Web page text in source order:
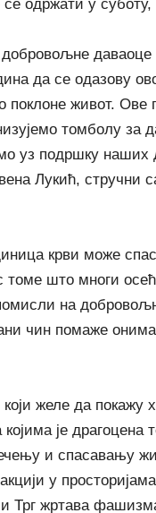
се одржати у
даваоце
да се одазову
поклоне живот. Ове
томболу за
уз подршку наших
Лукић, стручни
крви може
томе што многи
на
чин помаже онима
желе да покажу
је драгоцена
и спасавању
у
Трг жртава